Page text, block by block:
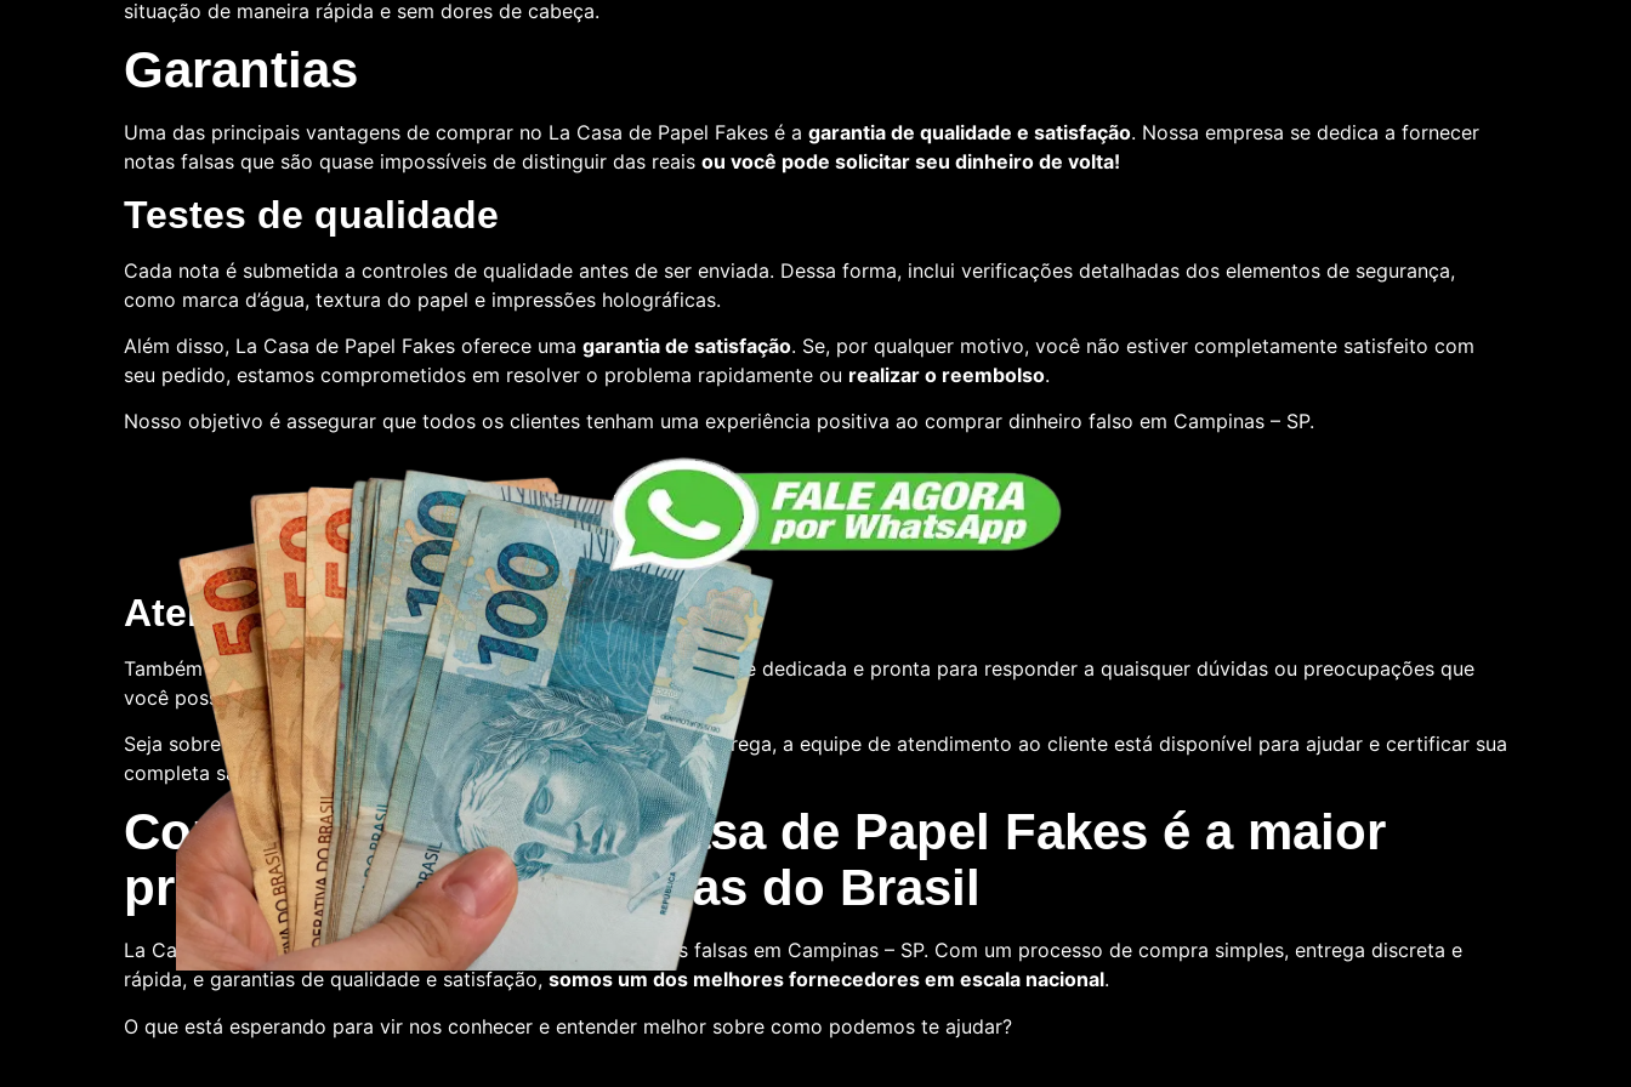
situação de maneira rápida e sem dores de cabeça.
Garantias
Uma das principais vantagens de comprar no La Casa de Papel Fakes é a garantia de qualidade e satisfação. Nossa empresa se dedica a fornecer
notas falsas que são quase impossíveis de distinguir das reais ou você pode solicitar seu dinheiro de volta!
Testes de qualidade
Cada nota é submetida a controles de qualidade antes de ser enviada. Dessa forma, inclui verificações detalhadas dos elementos de segurança,
como marca d’água, textura do papel e impressões holográficas.
Além disso, La Casa de Papel Fakes oferece uma garantia de satisfação. Se, por qualquer motivo, você não estiver completamente satisfeito com
seu pedido, estamos comprometidos em resolver o problema rapidamente ou realizar o reembolso.
Nosso objetivo é assegurar que todos os clientes tenham uma experiência positiva ao comprar dinheiro falso em Campinas – SP.
Atendimento ao cliente
Também oferecemos suporte ao cliente. Contamos com uma equipe dedicada e pronta para responder a quaisquer dúvidas ou preocupações que
você possa ter.
Seja sobre o processo de compra, a qualidade das notas ou a entrega, a equipe de atendimento ao cliente está disponível para ajudar e certificar sua
completa satisfação.
Compre conosco: La Casa de Papel Fakes é a maior
produtora de notas falsas do Brasil
La Casa de Papel Fakes é o melhor lugar para comprar notas falsas em Campinas – SP. Com um processo de compra simples, entrega discreta e
rápida, e garantias de qualidade e satisfação, somos um dos melhores fornecedores em escala nacional.
O que está esperando para vir nos conhecer e entender melhor sobre como podemos te ajudar?